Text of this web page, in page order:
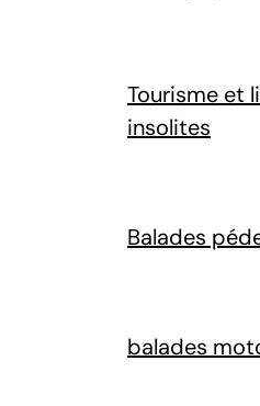
Tourisme et
insolites
Balades
balades